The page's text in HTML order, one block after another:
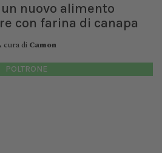
nuovo alimento
con farina di canapa
cura di Camon
POLTRONE